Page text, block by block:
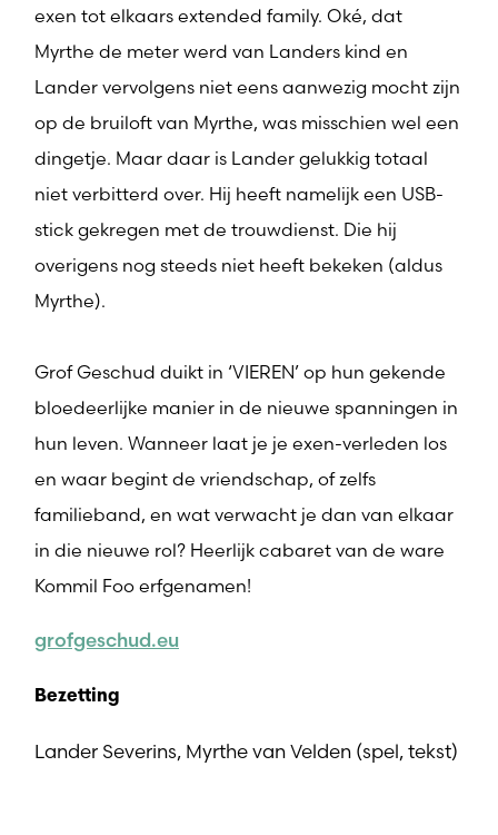
exen tot elkaars extended family. Oké, dat
Myrthe de meter werd van Landers kind en
Lander vervolgens niet eens aanwezig mocht zijn
op de bruiloft van Myrthe, was misschien wel een
dingetje. Maar daar is Lander gelukkig totaal
niet verbitterd over. Hij heeft namelijk een USB-
stick gekregen met de trouwdienst. Die hij
overigens nog steeds niet heeft bekeken (aldus
Myrthe).
Grof Geschud duikt in ‘VIEREN’ op hun gekende
bloedeerlijke manier in de nieuwe spanningen in
hun leven. Wanneer laat je je exen-verleden los
en waar begint de vriendschap, of zelfs
familieband, en wat verwacht je dan van elkaar
in die nieuwe rol? Heerlijk cabaret van de ware
Kommil Foo erfgenamen!
grofgeschud.eu
Bezetting
Lander Severins, Myrthe van Velden (spel, tekst)